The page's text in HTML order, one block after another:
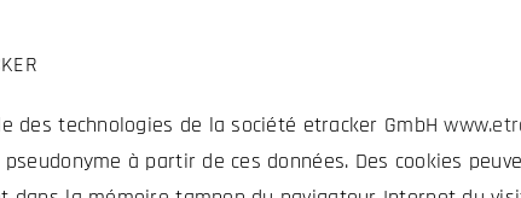
des technologies de la société etracker GmbH
à partir de ces données. Des cookies